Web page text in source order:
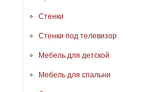
Стенки
Стенки под телевизор
Мебель для детской
Мебель для спальни